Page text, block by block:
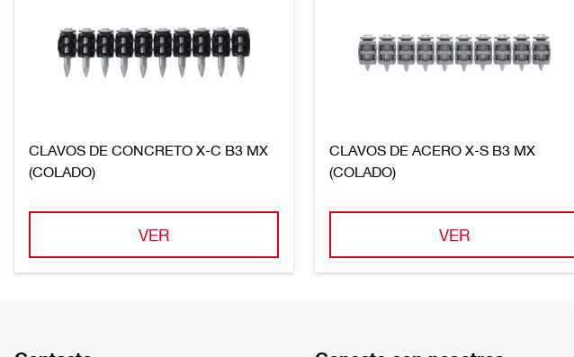
CLAVOS DE CONCRETO X-C B3 MX
(COLADO)
VER
CLAVOS DE ACERO X-S B3 MX
(COLADO)
VER